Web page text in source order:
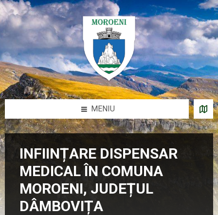
Sari
la
conținut
Salt
la
bara
laterală
stângă
Salt
la
subsol
MENIU
INFIINȚARE DISPENSAR
MEDICAL ÎN COMUNA
MOROENI, JUDEȚUL
DÂMBOVIȚA